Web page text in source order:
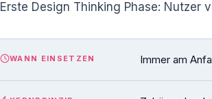
Erste Design Thinking Phase: Nutzer
WANN EINSETZEN Immer am